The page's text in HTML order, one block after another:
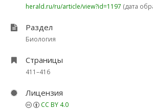
herald.ru/ru/article/view?id=1197 (дата
Раздел
Биология
Страницы
411–416
Лицензия
CC BY 4.0